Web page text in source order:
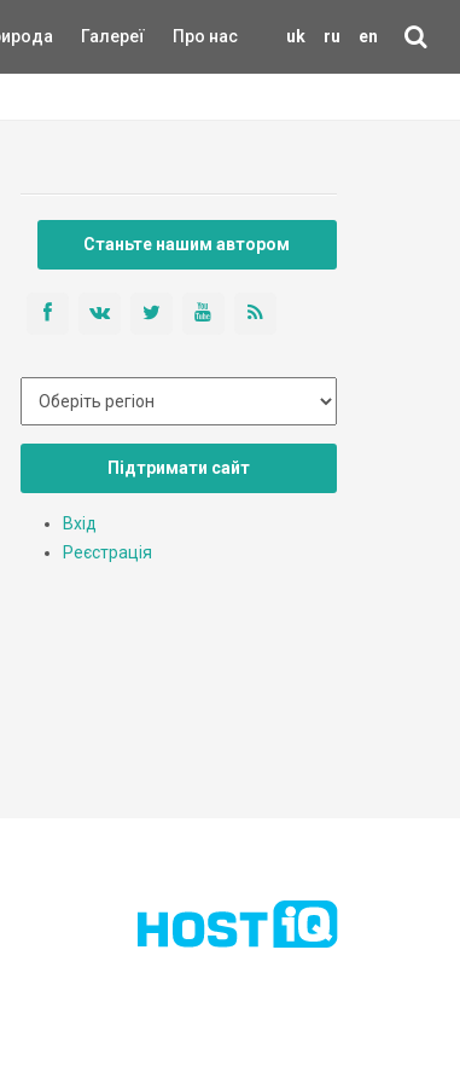
uk ru en
Галереї Про нас
Станьте нашим автором
Підтримати сайт
Вхід
Реєстрація